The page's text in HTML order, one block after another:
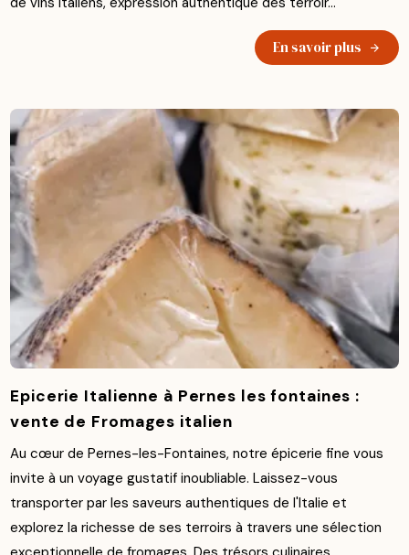
En savoir plus
Epicerie Italienne à Pernes les fontaines :
vente de Fromages italien
Au cœur de Pernes-les-Fontaines, notre épicerie fine vous
invite à un voyage gustatif inoubliable. Laissez-vous
transporter par les saveurs authentiques de l'Italie et
explorez la richesse de ses terroirs à travers une sélection